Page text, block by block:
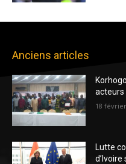
Anciens articles
acteurs
18
Lutte
d’Ivoire